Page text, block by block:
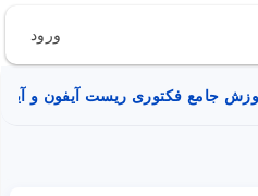
ورود
جامع فکتوری ریست آیفون و آیپد